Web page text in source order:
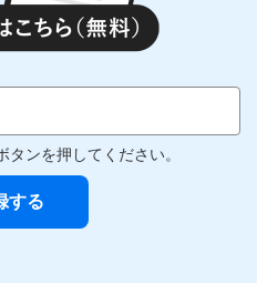
ンを押してください。